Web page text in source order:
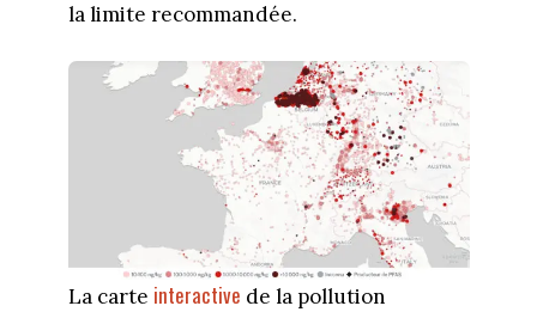
la limite recommandée.
La carte interactive de la pollution